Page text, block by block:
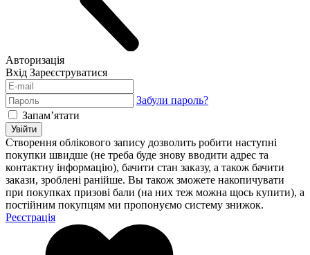
Авторизація
Вхід Зареєструватися
Забули пароль?
Запам’ятати
Увійти
Створення облікового запису дозволить робити наступні
покупки швидше (не треба буде знову вводити адрес та
контактну інформацію), бачити стан заказу, а також бачити
закази, зроблені ранійше. Вы також зможете накопичувати
при покупках призові бали (на них теж можна щось купити), а
постійним покупцям ми пропонуємо систему знижок.
Реєстрація